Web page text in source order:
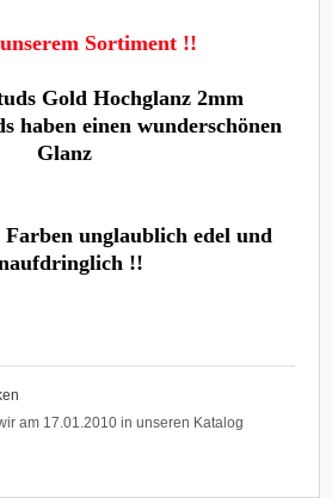
Sortiment !!
Gold Hochglanz 2mm
haben einen wunderschönen
Glanz
unglaublich edel und
!!
am 17.01.2010 in unseren Katalog